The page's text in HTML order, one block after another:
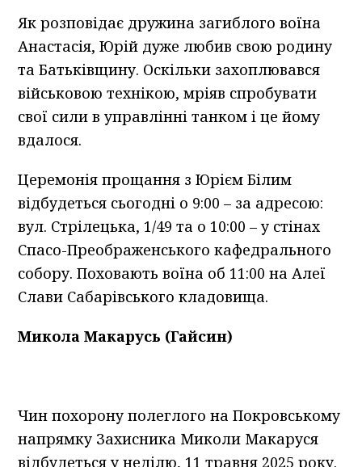
Як розповідає дружина загиблого воїна
Анастасія, Юрій дуже любив свою родину
та Батьківщину. Оскільки захоплювався
військовою технікою, мріяв спробувати
свої сили в управлінні танком і це йому
вдалося.
Церемонія прощання з Юрієм Білим
відбудеться сьогодні о 9:00 – за адресою:
вул. Стрілецька, 1/49 та о 10:00 – у стінах
Спасо-Преображенського кафедрального
собору. Поховають воїна об 11:00 на Алеї
Слави Сабарівського кладовища.
Микола Макарусь (Гайсин)
Чин похорону полеглого на Покровському
напрямку Захисника Миколи Макаруся
відбудеться у неділю, 11 травня 2025 року.